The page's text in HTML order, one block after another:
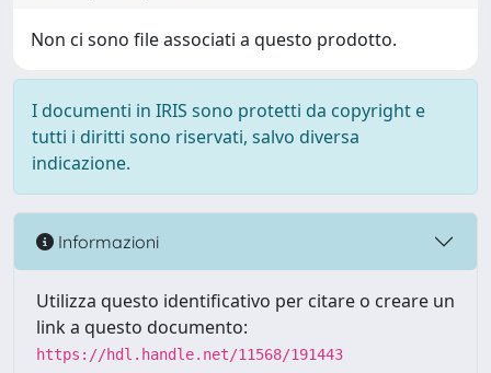
Non ci sono file associati a questo prodotto.
I documenti in IRIS sono protetti da copyright e
tutti i diritti sono riservati, salvo diversa
indicazione.
Informazioni
Utilizza questo identificativo per citare o creare un
link a questo documento:
https://hdl.handle.net/11568/191443